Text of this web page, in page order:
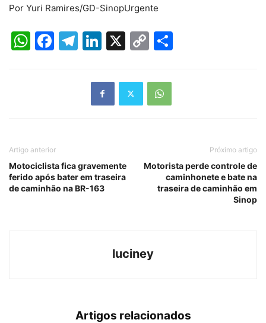
Por Yuri Ramires/GD-SinopUrgente
WhatsApp
Facebook
Telegram
LinkedIn
X
Copy
Artigo anterior
Motociclista fica gravemente
ferido após bater em traseira
de caminhão na BR-163
Próximo artigo
Motorista perde controle de
caminhonete e bate na
traseira de caminhão em
Sinop
luciney
Artigos relacionados